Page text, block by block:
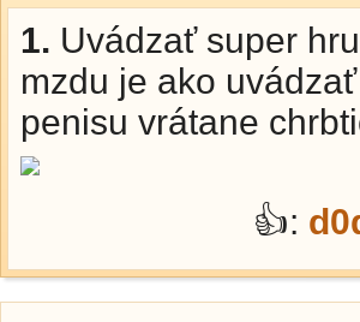
1. Uvádzať super
mzdu je ako
penisu vrátane
👍: